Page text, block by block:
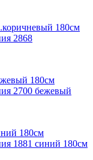
2868
2700 бежевый
1881 синий 180см